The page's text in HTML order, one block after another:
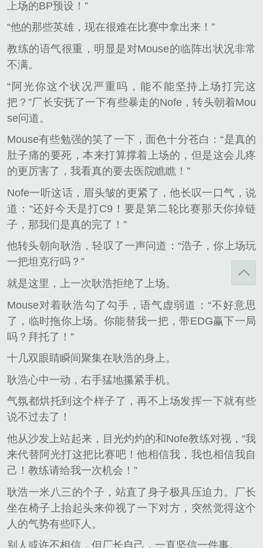
上场的BP预设！”
“他的那些英雄，现在很难在比赛中拿出来！”
教练的语气很重，明显是对Mouse的临阵出状况非常
不满。
“阿光你这个状况严重吗，能不能坚持上场打完这
把？”厂长安抚了一下有些暴走的Nofe，转头朝着Mou
se问道。
Mouse有些勉强的笑了一下，面色十分苍白：“是真的
肚子痛的要死，本来打算撑着上场的，但是这会儿疼
的更厉害了，我看真的要去医院瞧瞧！”
Nofe一听这话，眉头皱的更紧了，他长叹一口气，说
道：“还好今天是打C9！要是第二轮比赛那天你掉链
子，那我们是真的完了！”
他转头朝向耿浩，轻叹了一声问道：“浩子，你上场玩
一把坦克行吗？”
就是这里，上一次耿浩拒绝了上场。
Mouse对着耿浩勾了勾手，语气虚弱道：“不好意思
了，临时拖你上场。你能替我一把，带EDG赢下一局
吗？拜托了！”
十几双眼睛瞬间聚集在耿浩的身上。
耿浩心中一动，右手猛地攥紧手机。
气氛都烘托到这个样子了，再不上场发挥一下就有些
说不过去了！
他从沙发上站起来，目光灼灼的和Nofe教练对视，“我
来代替阿光打这把比赛吧！他相信我，我也相信我自
己！教练请给我一次机会！”
耿浩一米八三的个子，站直了身子极具压迫力。厂长
坐在椅子上抬起头来仰视了一下对方，突然觉得这个
人的气势有些吓人。
别人或许不相信，但厂长自己，一直坚信一件事。